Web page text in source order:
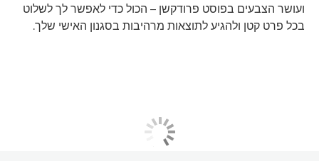
ועושר הצבעים בפוסט פרודקשן – הכול כדי לאפשר לך לשלוט
בכל פרט קטן ולהגיע לתוצאות מרהיבות בסגנון האישי שלך.